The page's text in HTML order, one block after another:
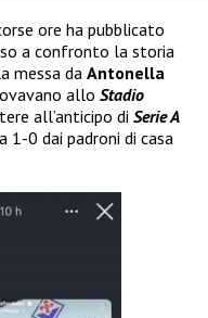
ore ha pubblicato
a confronto la storia
messa da Antonella
allo Stadio
all’anticipo di Serie A
1-0 dai padroni di casa